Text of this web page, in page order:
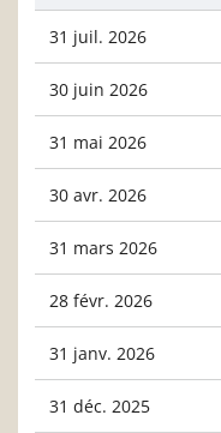
31 juil. 2026
30 juin 2026
31 mai 2026
30 avr. 2026
31 mars 2026
28 févr. 2026
31 janv. 2026
31 déc. 2025